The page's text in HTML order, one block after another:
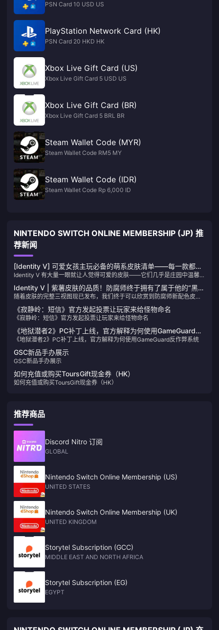
PSN Card 10 USD US
PlayStation Network Card (HK)
PSN Card 20 HKD HK
Xbox Live Gift Card (US)
Xbox Live Gift Card 5 USD US
Xbox Live Gift Card (BR)
Xbox Live Gift Card 5 BRL BR
Steam Wallet Code (MYR)
Steam Wallet Code RM5 MY
Steam Wallet Code (IDR)
Steam Wallet Code Rp 6,000 ID
NINTENDO SWITCH ONLINE MEMBERSHIP (JP) 推
荐新闻
[Identity V] 可爱女孩主玩必备的萌系皮肤清单——每一款都绝
对珍贵！
Identity V 有大量一眼就让人觉得可爱的皮肤——它们几乎是庄园中温馨的
能量源。今天，我们来看看一些最可爱的“萌”女孩皮肤。看看有没有哪款
让你的心跳加速吧！
Identity V | 紫薯皮肤的品质！防腐师终于拥有了属于他的“黑
白”！
随着皮肤的完整三视图现已发布，我们终于可以欣赏到防腐师新配色皮肤
的全身细节——令人惊讶的是，它获得了玩家们的一致好评！说实话，这
个设计完全可以被误认为是限量版的S级皮肤！
《寂静岭：短信》官方发起投票让玩家来给怪物命名
《寂静岭：短信》官方发起投票让玩家来给怪物命名
《地狱潜者2》PC补丁上线，官方解释为何使用GameGuard反
作弊系统
《地狱潜者2》PC补丁上线，官方解释为何使用GameGuard反作弊系统
GSC新品手办展示
GSC新品手办展示
如何充值或购买ToursGift现金券（HK）
如何充值或购买ToursGift现金券（HK）
推荐商品
Discord Nitro 订阅
GLOBAL
Nintendo Switch Online Membership (US)
UNITED STATES
Nintendo Switch Online Membership (UK)
UNITED KINGDOM
Storytel Subscription (GCC)
MIDDLE EAST AND NORTH AFRICA
Storytel Subscription (EG)
EGYPT